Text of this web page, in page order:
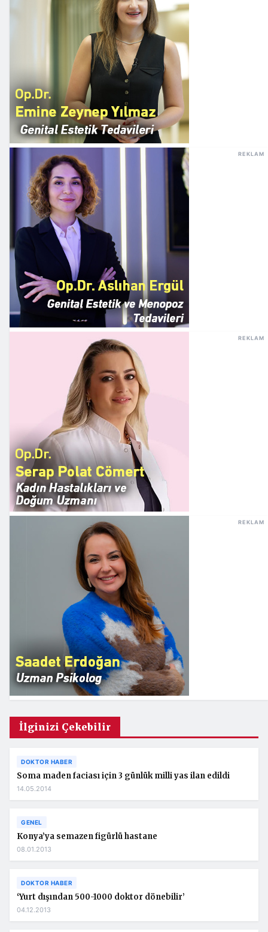
REKLAM
REKLAM
REKLAM
İlginizi Çekebilir
DOKTOR HABER
Soma maden faciası için 3 günlük milli yas ilan edildi
14.05.2014
GENEL
Konya’ya semazen figürlü hastane
08.01.2013
DOKTOR HABER
‘Yurt dışından 500-1000 doktor dönebilir’
04.12.2013